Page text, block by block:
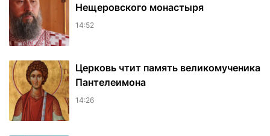
Нещеровского монастыря
14:52
Церковь чтит память великомученика
Пантелеимона
14:26